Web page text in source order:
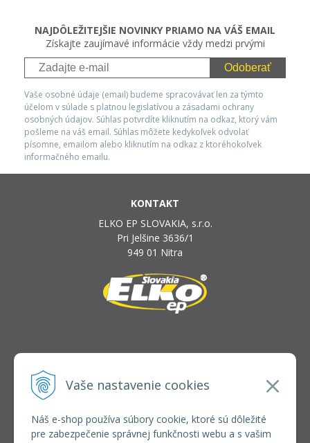
Vaše nastavenie cookies
Náš e-shop používa súbory cookie, ktoré sú dôležité
pre zabezpečenie správnej funkčnosti webu a s vašim
NAJDÔLEŽITEJŠIE NOVINKY PRIAMO NA VÁŠ EMAIL
Získajte zaujímavé informácie vždy medzi prvými
Odoberať
Vaše osobné údaje (email) budeme spracovávať len za týmto
účelom v súlade s platnou legislatívou a zásadami ochrany
osobných údajov. Súhlas potvrdíte kliknutím na odkaz, ktorý vám
pošleme na váš email. Súhlas môžete kedykoľvek odvolať
písomne, emailom alebo kliknutím na odkaz z ktoréhokoľvek
informačného emailu.
KONTAKT
ELKO EP SLOVAKIA, s.r.o.
Pri Jelšine 3636/1
949 01 Nitra
INFOLINKA
+421 37 6586 731